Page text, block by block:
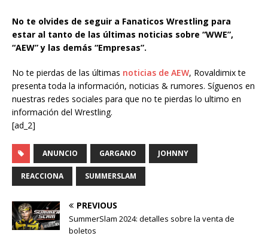
No te olvides de seguir a Fanaticos Wrestling para
estar al tanto de las últimas noticias sobre “WWE”,
“AEW” y las demás “Empresas”.
No te pierdas de las últimas noticias de AEW, Rovaldimix te
presenta toda la información, noticias & rumores. Síguenos en
nuestras redes sociales para que no te pierdas lo ultimo en
información del Wrestling.
[ad_2]
ANUNCIO GARGANO JOHNNY
REACCIONA SUMMERSLAM
PREVIOUS
SummerSlam 2024: detalles sobre la venta de
boletos